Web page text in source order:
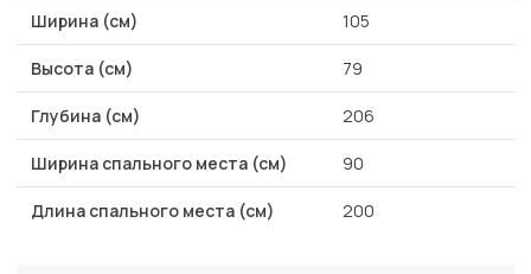
Ширина (см) 105
Высота (см) 79
Глубина (см) 206
Ширина спального места (см) 90
Длина спального места (см) 200